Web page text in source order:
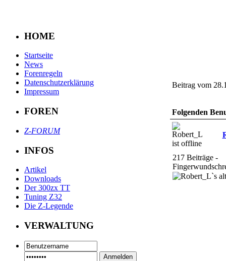
HOME
Startseite
News
Forenregeln
Datenschutzerklärung
Impressum
FOREN
Z-FORUM
INFOS
Artikel
Downloads
Der 300zx TT
Tuning Z32
Die Z-Legende
VERWALTUNG
Beitrag vom
Folgenden
217 Beiträge -